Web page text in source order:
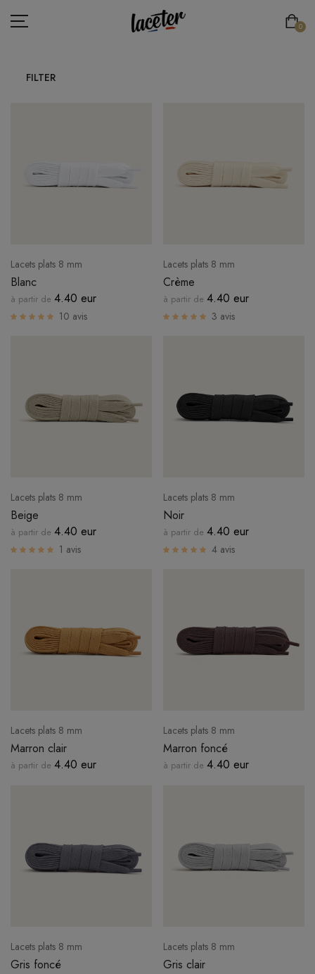
0
LACETS DE SPORT
ESPACE PRO
LACE'TER
FILTER
Lacets plats 8 mm
Blanc
à partir de 4.40 eur
10 avis
Lacets plats 8 mm
Crème
à partir de 4.40 eur
3 avis
Lacets plats 8 mm
Beige
à partir de 4.40 eur
1 avis
Lacets plats 8 mm
Noir
à partir de 4.40 eur
4 avis
Lacets plats 8 mm
Marron clair
à partir de 4.40 eur
Lacets plats 8 mm
Marron foncé
à partir de 4.40 eur
Lacets plats 8 mm
Gris foncé
Lacets plats 8 mm
Gris clair